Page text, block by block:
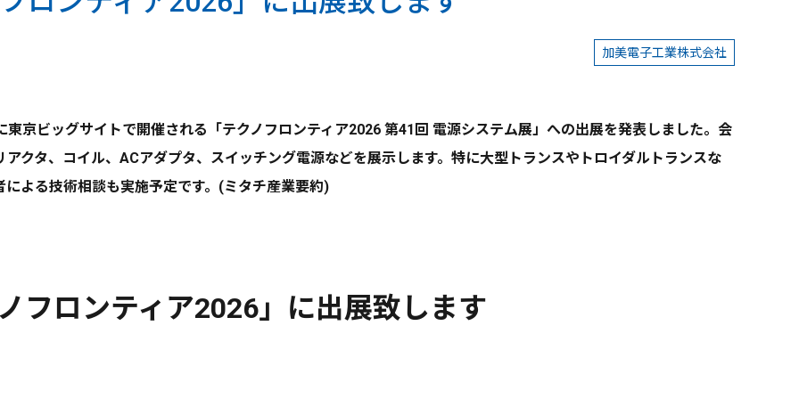
加美電子工業株式会社
京ビッグサイトで開催される「テクノフロンティア2026 第41回 電源システム展」への出展を発表しました。会
クタ、コイル、ACアダプタ、スイッチング電源などを展示します。特に大型トランスやトロイダルトランスな
よる技術相談も実施予定です。(ミタチ産業要約)
フロンティア2026」に出展致します